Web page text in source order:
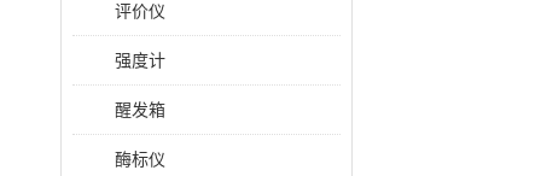
评价仪
强度计
醒发箱
酶标仪